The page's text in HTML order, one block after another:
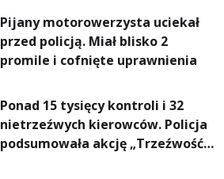
rachunki za energię, lepszy
komfort życia i... czystsze
powietrze
Pijany motorowerzysta uciekał
przed policją. Miał blisko 2
promile i cofnięte uprawnienia
Ponad 15 tysięcy kontroli i 32
nietrzeźwych kierowców. Policja
podsumowała akcję „Trzeźwość”